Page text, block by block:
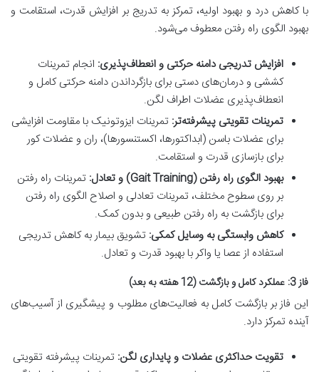
با کاهش درد و بهبود اولیه، تمرکز به تدریج بر افزایش قدرت، استقامت و
بهبود الگوی راه رفتن معطوف می‌شود.
افزایش تدریجی دامنه حرکتی و انعطاف‌پذیری: انجام تمرینات
کششی و درمان‌های دستی برای بازگرداندن دامنه حرکتی کامل و
انعطاف‌پذیری عضلات اطراف لگن.
تمرینات تقویتی پیشرفته‌تر: تمرینات ایزوتونیک با مقاومت افزایشی
برای عضلات باسن (ابداکتورها، اکستنسورها)، ران و عضلات کور
برای بازسازی قدرت و استقامت.
بهبود الگوی راه رفتن (Gait Training) و تعادل:
تمرینات راه رفتن
بر روی سطوح مختلف، تمرینات تعادلی و اصلاح الگوی راه رفتن
برای بازگشت به راه رفتن طبیعی و بدون کمک.
کاهش وابستگی به وسایل کمکی: تشویق بیمار به کاهش تدریجی
استفاده از عصا یا واکر با بهبود قدرت و تعادل.
فاز 3: عملکرد کامل و بازگشت (12 هفته به بعد)
این فاز بر بازگشت کامل به فعالیت‌های مطلوب و پیشگیری از آسیب‌های
آینده تمرکز دارد.
تقویت حداکثری عضلات و پایداری لگن: تمرینات پیشرفته تقویتی